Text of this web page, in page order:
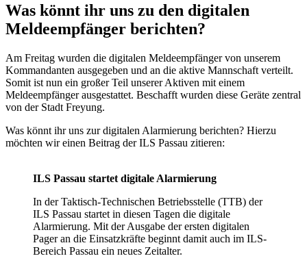
Was könnt ihr uns zu den digitalen
Meldeempfänger berichten?
Am Freitag wurden die digitalen Meldeempfänger von unserem
Kommandanten ausgegeben und an die aktive Mannschaft verteilt.
Somit ist nun ein großer Teil unserer Aktiven mit einem
Meldeempfänger ausgestattet. Beschafft wurden diese Geräte zentral
von der Stadt Freyung.
Was könnt ihr uns zur digitalen Alarmierung berichten? Hierzu
möchten wir einen Beitrag der ILS Passau zitieren:
ILS Passau startet digitale Alarmierung
In der Taktisch-Technischen Betriebsstelle (TTB) der
ILS Passau startet in diesen Tagen die digitale
Alarmierung. Mit der Ausgabe der ersten digitalen
Pager an die Einsatzkräfte beginnt damit auch im ILS-
Bereich Passau ein neues Zeitalter.